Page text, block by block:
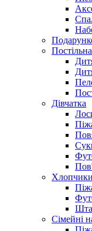
Дівчатка
Хлопчики
Сімейні